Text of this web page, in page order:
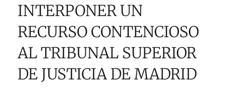
INTERPONER UN
RECURSO CONTENCIOSO
AL TRIBUNAL SUPERIOR
DE JUSTICIA DE MADRID